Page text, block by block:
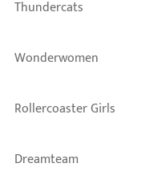
Thundercats
Wonderwomen
Rollercoaster Girls
Dreamteam